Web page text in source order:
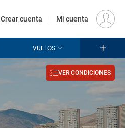
EUR
Crear cuenta | Mi cuenta
VUELOS
VER CONDICIONES